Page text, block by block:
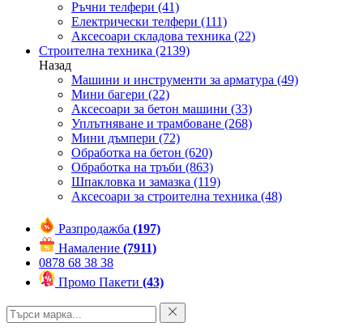
Ръчни телфери (41)
Електрически телфери (111)
Аксесоари складова техника (22)
Строителна техника (2139)
Назад
Машини и инструменти за арматура (49)
Мини багери (22)
Аксесоари за бетон машини (33)
Уплътняване и трамбоване (268)
Мини дъмпери (72)
Обработка на бетон (620)
Обработка на тръби (863)
Шпакловка и замазка (119)
Аксесоари за строителна техника (48)
Разпродажба (197)
Намаление (7911)
0878 68 38 38
Промо Пакети (43)